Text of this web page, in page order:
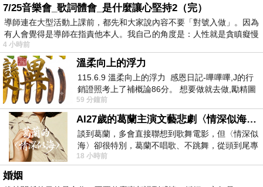
7/25音樂會_歌詞體會_是什麼讓心堅持2（完）
導師連在大型活動上課前，都先和大家說內容不要「對號入做」。因為
有人會覺得是導師在指責他本人。我自己的角度是：人性就是貪瞋癡慢
4 小時前
溫柔向上的浮力
115.6.9 溫柔向上的浮力 感恩日記-嗶嗶嗶,J的行
銷證照考上了補概論86分。 想要做就去做,勵精圖
治大成功,也是表法,堅持和努力
59 分鐘前
AI27歲的葛蘭主演文藝悲劇〈情深似海〉 #戀上老電影 #葛蘭 #粟子
談到葛蘭，多會直接聯想到歌舞電影，但〈情深似
海〉卻很特別，葛蘭不唱歌、不跳舞，從頭到尾專
心演戲。拍攝期間，經常工作超過12個鐘
18 小時前
婚姻